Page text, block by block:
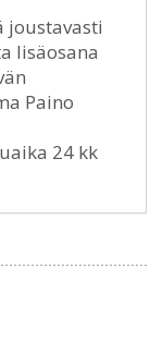
joustavasti
lisäosana
Paino
24 kk